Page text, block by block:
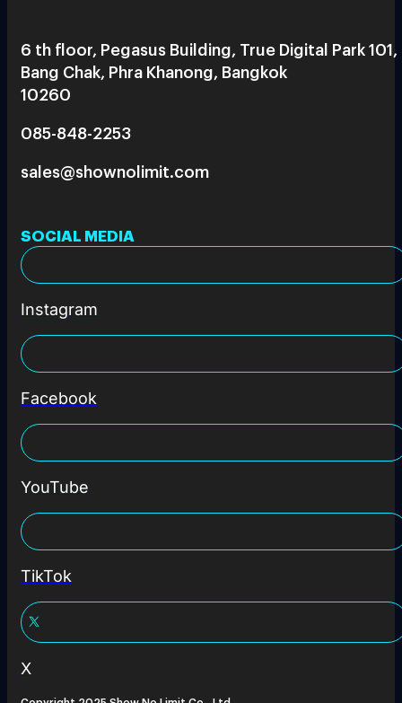
6 th floor, Pegasus Building, True Digital Park 101,
Bang Chak, Phra Khanong, Bangkok
10260
085-848-2253
sales@shownolimit.com
SOCIAL MEDIA
Instagram
Facebook
YouTube
TikTok
X